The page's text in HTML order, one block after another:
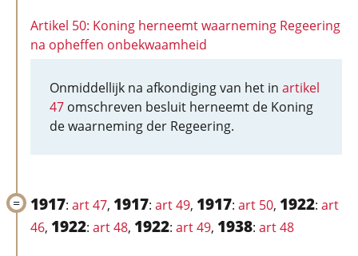
Artikel 50: Koning herneemt waarneming Regeering
na opheffen onbekwaamheid
Onmiddellijk na afkondiging van het in artikel
47 omschreven besluit herneemt de Koning
de waarneming der Regeering.
1917: art 47, 1917: art 49, 1917: art 50, 1922: art
46, 1922: art 48, 1922: art 49, 1938: art 48